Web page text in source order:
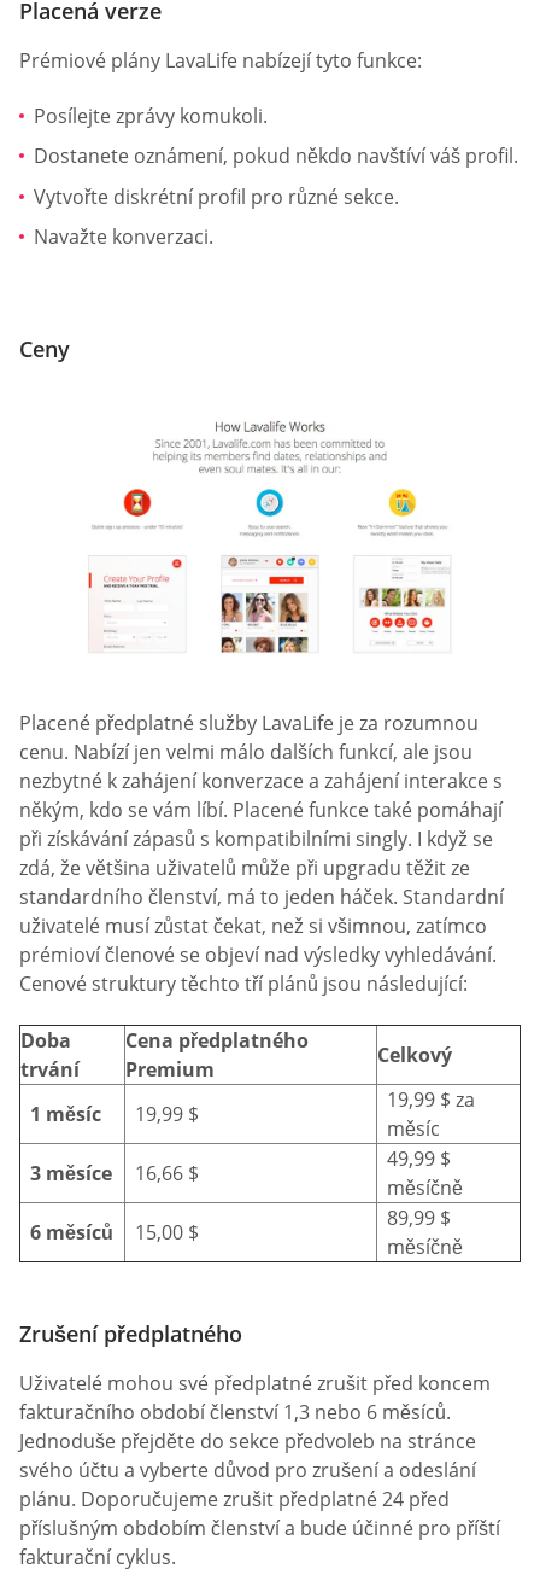
Placená verze
Prémiové plány LavaLife nabízejí tyto funkce:
Posílejte zprávy komukoli.
Dostanete oznámení, pokud někdo navštíví váš profil.
Vytvořte diskrétní profil pro různé sekce.
Navažte konverzaci.
Ceny
Placené předplatné služby LavaLife je za rozumnou
cenu. Nabízí jen velmi málo dalších funkcí, ale jsou
nezbytné k zahájení konverzace a zahájení interakce s
někým, kdo se vám líbí. Placené funkce také pomáhají
při získávání zápasů s kompatibilními singly. I když se
zdá, že většina uživatelů může při upgradu těžit ze
standardního členství, má to jeden háček. Standardní
uživatelé musí zůstat čekat, než si všimnou, zatímco
prémioví členové se objeví nad výsledky vyhledávání.
Cenové struktury těchto tří plánů jsou následující:
Doba
trvání
Cena předplatného
Premium
Celkový
1 měsíc 19,99 $
19,99 $ za
měsíc
3 měsíce
16,66 $
49,99 $
měsíčně
6 měsíců
15,00 $
89,99 $
měsíčně
Zrušení předplatného
Uživatelé mohou své předplatné zrušit před koncem
fakturačního období členství 1,3 nebo 6 měsíců.
Jednoduše přejděte do sekce předvoleb na stránce
svého účtu a vyberte důvod pro zrušení a odeslání
plánu. Doporučujeme zrušit předplatné 24 před
příslušným obdobím členství a bude účinné pro příští
fakturační cyklus.